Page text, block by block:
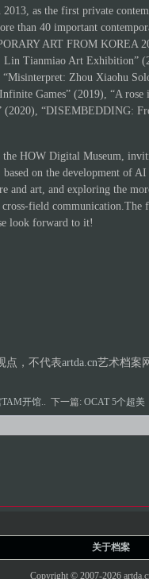
as the first private
than 40 important
ART FROM KOREA
Lin Tianmiao Art Exhibition”
“Misinterpret: Zhou Xiaohu
Games” (2019), “A rose
(2020), “DISEMBEDDING:
HOW Digital Museum,
on the development of
and art, and exploring the
field communication.The
look forward to it!
点，不代表artda.cn艺术档案
开馆.. 下一篇: OCAT 5个超美
关于档案
Copyright © 2007-2026